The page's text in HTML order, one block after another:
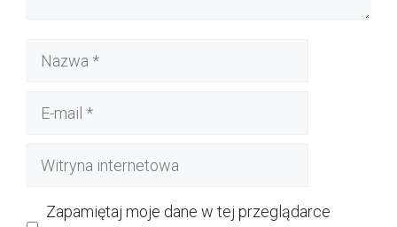
Nazwa
Witryna
Zapamiętaj moje dane w tej przeglądarce